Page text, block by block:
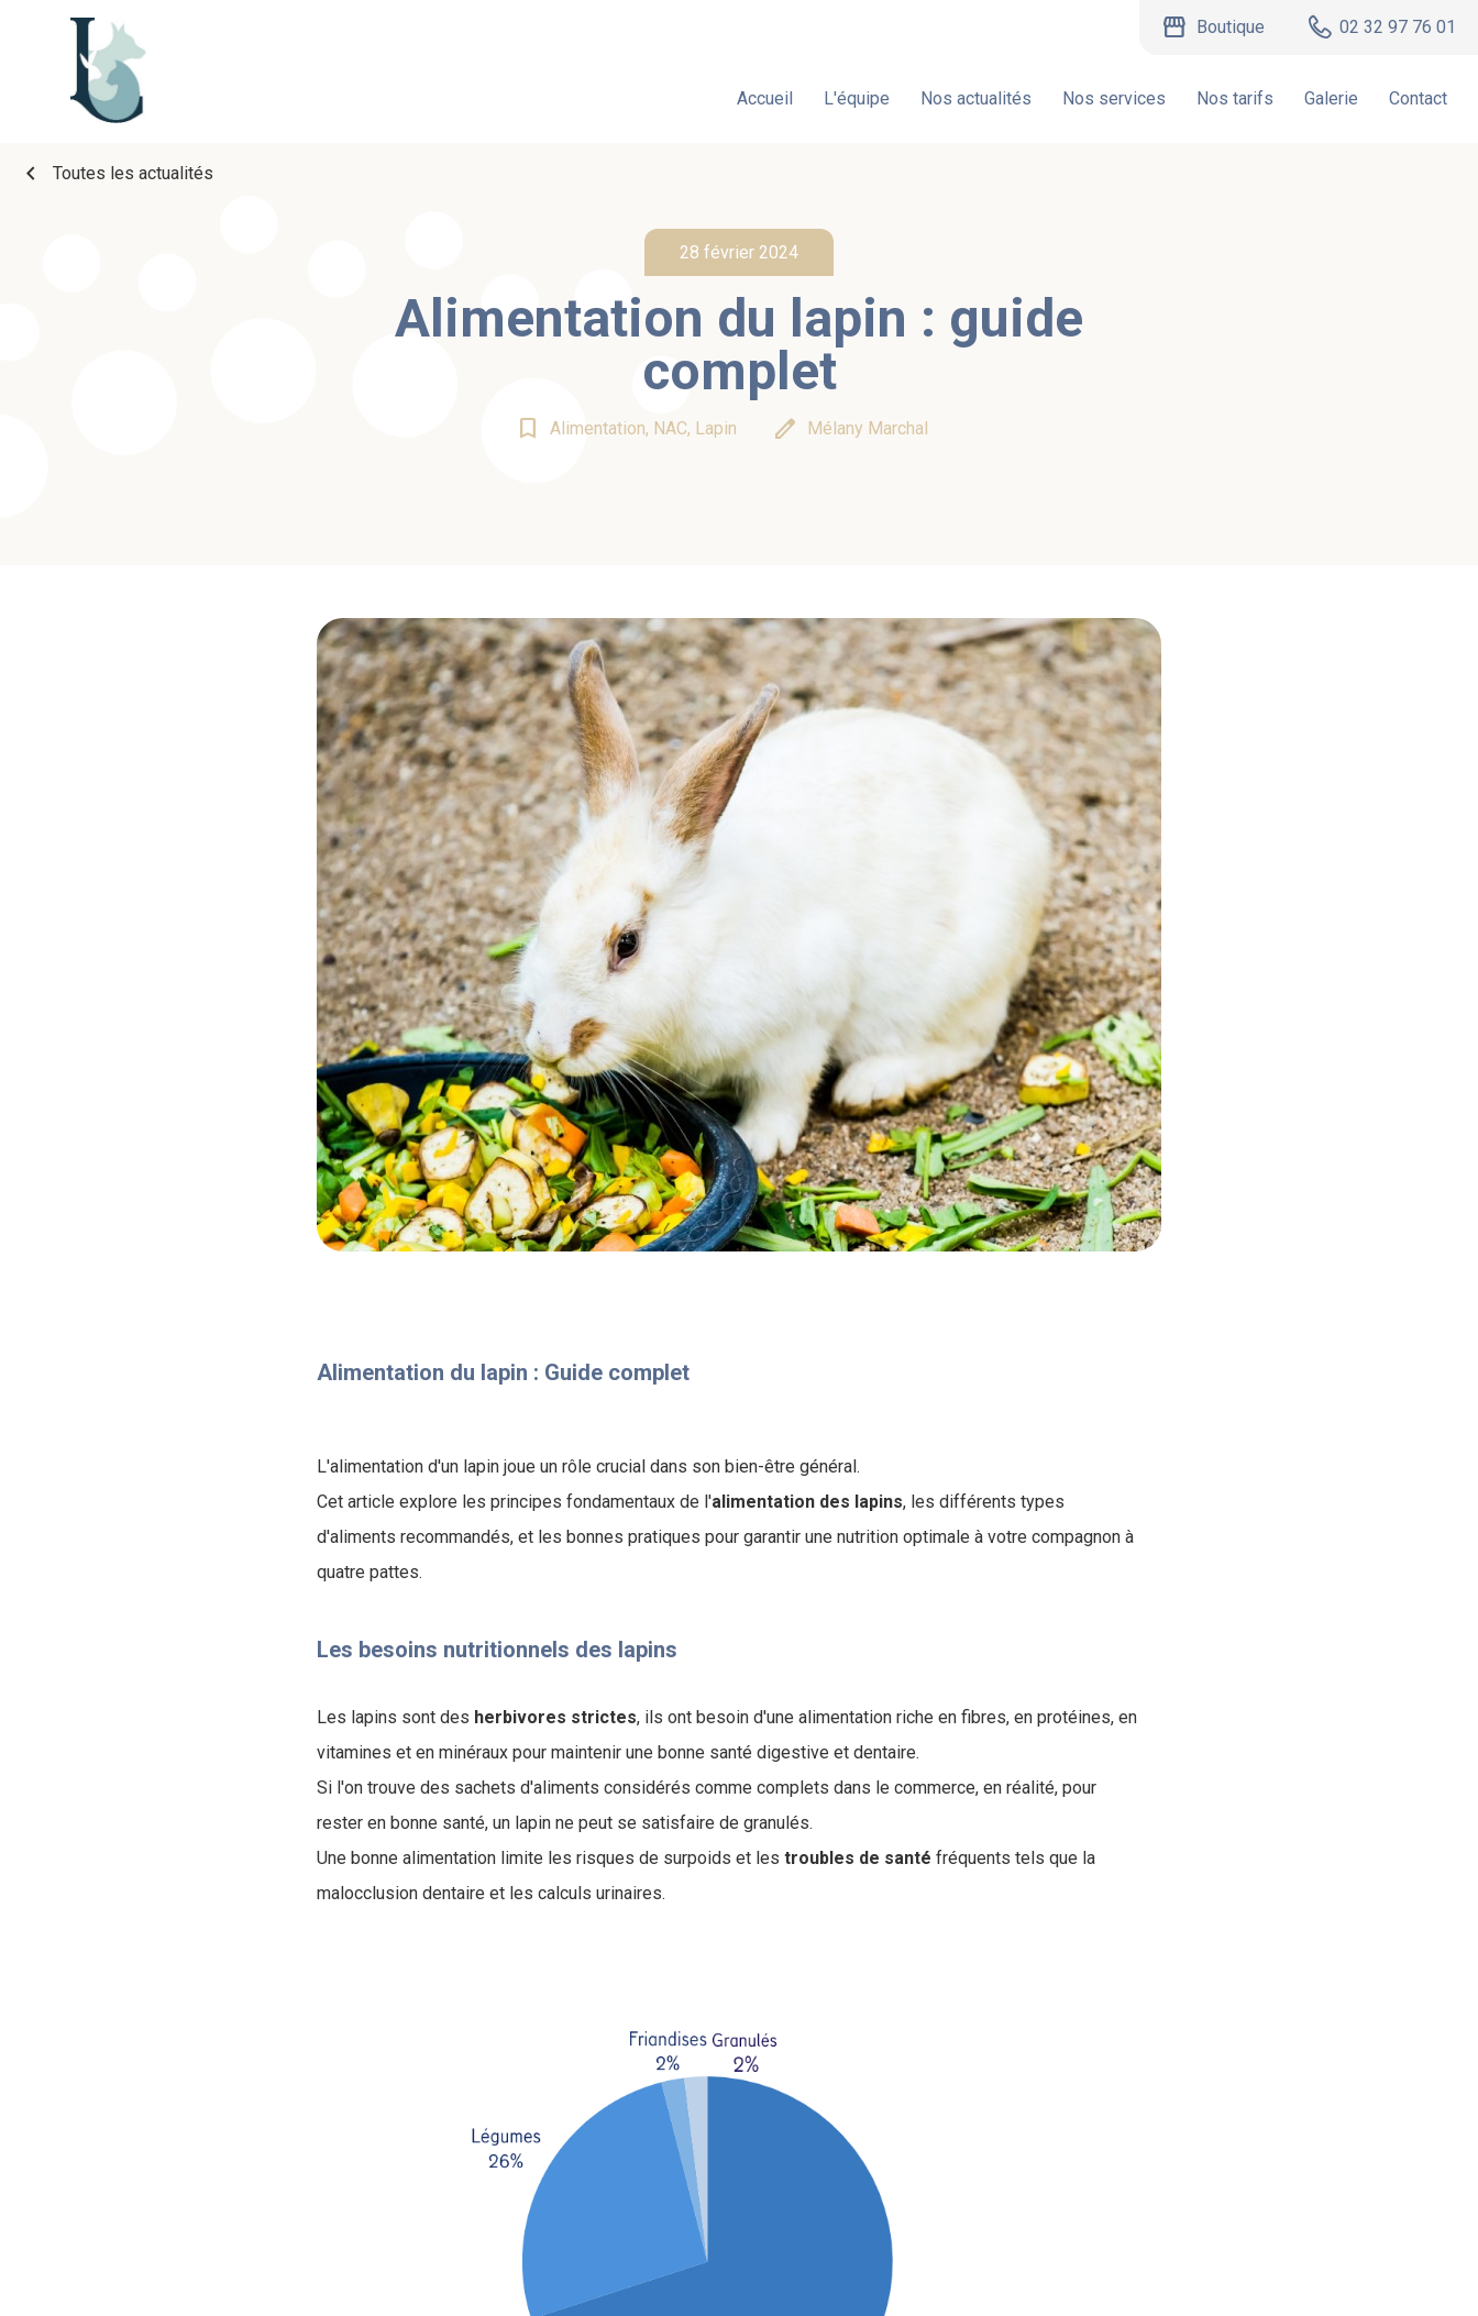
storefront Boutique 02 32 97 76 01
Accueil L'équipe Nos actualités Nos services Nos tarifs Galerie Contact
chevron_left Toutes les actualités
28 février 2024
Alimentation du lapin : guide
complet
bookmark_border Alimentation, NAC, Lapin edit Mélany Marchal
Alimentation du lapin : Guide complet
L'alimentation d'un lapin joue un rôle crucial dans son bien-être général.
Cet article explore les principes fondamentaux de l'alimentation des lapins, les différents types
d'aliments recommandés, et les bonnes pratiques pour garantir une nutrition optimale à votre compagnon à
quatre pattes.
Les besoins nutritionnels des lapins
Les lapins sont des herbivores strictes, ils ont besoin d'une alimentation riche en fibres, en protéines, en
vitamines et en minéraux pour maintenir une bonne santé digestive et dentaire.
Si l'on trouve des sachets d'aliments considérés comme complets dans le commerce, en réalité, pour
rester en bonne santé, un lapin ne peut se satisfaire de granulés.
Une bonne alimentation limite les risques de surpoids et les troubles de santé fréquents tels que la
malocclusion dentaire et les calculs urinaires.